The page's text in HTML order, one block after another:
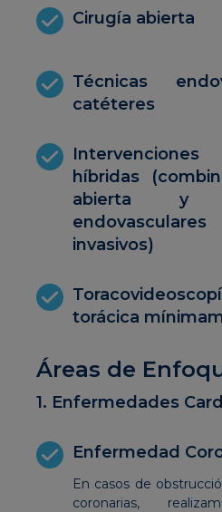
Cirugía abierta
Técnicas
catéteres
híbridas
abierta y
invasivos)
torácica
Áreas de
1. Enfermedades
Enfermedad
En casos de
coronarias,